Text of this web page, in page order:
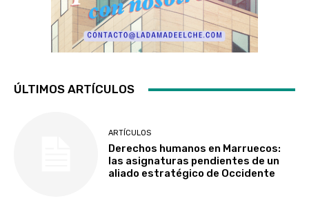
ÚLTIMOS ARTÍCULOS
ARTÍCULOS
Derechos humanos en Marruecos:
las asignaturas pendientes de un
aliado estratégico de Occidente